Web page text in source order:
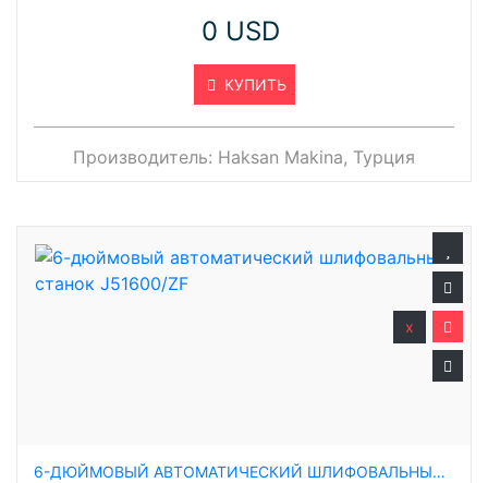
0 USD
КУПИТЬ
Производитель: Haksan Makina, Турция
6-ДЮЙМОВЫЙ АВТОМАТИЧЕСКИЙ ШЛИФОВАЛЬНЫЙ СТАНОК J51600/ZF
x